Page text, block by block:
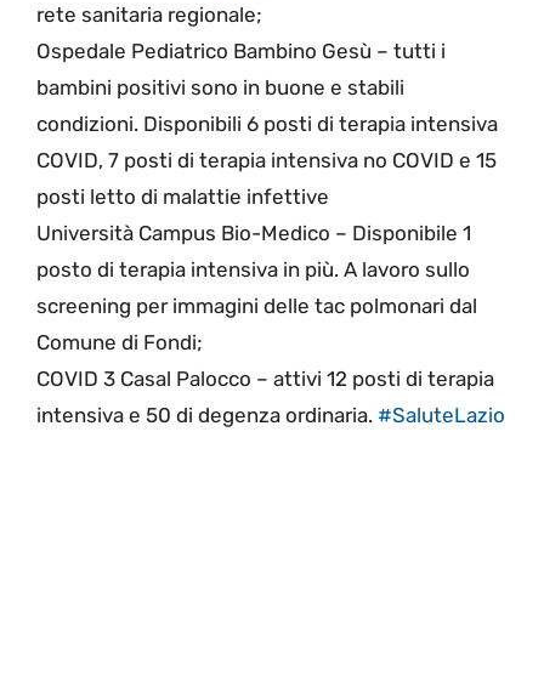
rete sanitaria regionale;
Ospedale Pediatrico Bambino Gesù – tutti i
bambini positivi sono in buone e stabili
condizioni. Disponibili 6 posti di terapia intensiva
COVID, 7 posti di terapia intensiva no COVID e 15
posti letto di malattie infettive
Università Campus Bio-Medico – Disponibile 1
posto di terapia intensiva in più. A lavoro sullo
screening per immagini delle tac polmonari dal
Comune di Fondi;
COVID 3 Casal Palocco – attivi 12 posti di terapia
intensiva e 50 di degenza ordinaria. #SaluteLazio